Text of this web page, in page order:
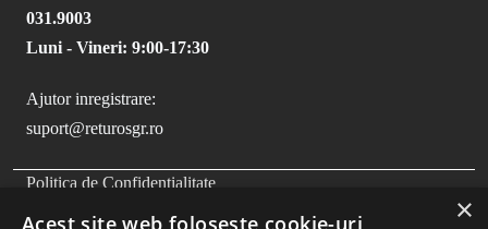
031.9003
Luni - Vineri: 9:00-17:30
Ajutor inregistrare:
suport@returosgr.ro
FOOTER MENU
Politica de Confidentialitate
×
Acest site web folosește cookie-uri